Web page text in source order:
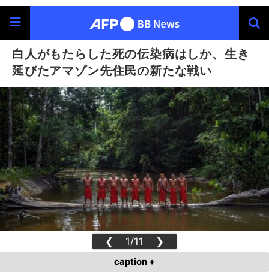
白人がもたらした死の伝染病はしか、生き
延びたアマゾン先住民の新たな戦い
❮ 1/11 ❯
caption +